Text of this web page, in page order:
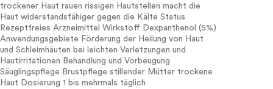
trockener Haut rauen rissigen Hautstellen macht die
Haut widerstandsfähiger gegen die Kälte Status
Rezeptfreies Arzneimittel Wirkstoff Dexpanthenol (5%)
Anwendungsgebiete Förderung der Heilung von Haut
und Schleimhäuten bei leichten Verletzungen und
Hautirritationen Behandlung und Vorbeugung
Säuglingspflege Brustpflege stillender Mütter trockene
Haut Dosierung 1 bis mehrmals täglich